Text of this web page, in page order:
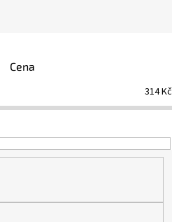
Cena
314Kč